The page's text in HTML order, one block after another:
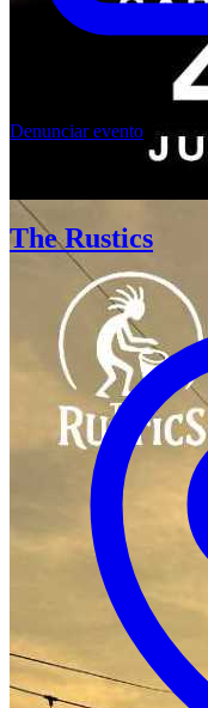
Denunciar evento
The Rustics